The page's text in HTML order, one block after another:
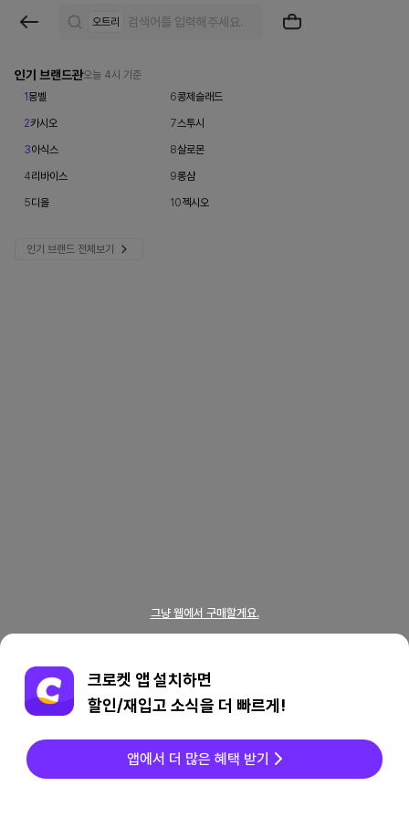
그냥 웹에서 구매할게요.
크로켓 앱 설치하면
할인/재입고 소식을 더 빠르게!
앱에서 더 많은 혜택 받기
오트리
드인기 브랜드관오늘 4시 기준
1몽벨
2카시오
3아식스
4리바이스
5디올
6콩제슬래드
7스투시
8살로몬
9롱샴
10젝시오
인기 브랜드 전체보기